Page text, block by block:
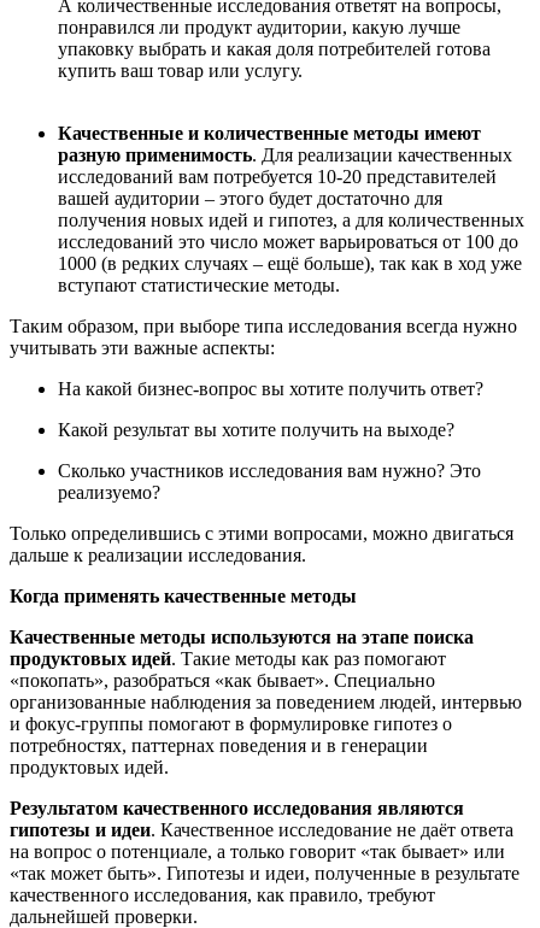
А количественные исследования ответят на вопросы,
понравился ли продукт аудитории, какую лучше
упаковку выбрать и какая доля потребителей готова
купить ваш товар или услугу.
Качественные и количественные методы имеют
разную применимость. Для реализации качественных
исследований вам потребуется 10-20 представителей
вашей аудитории – этого будет достаточно для
получения новых идей и гипотез, а для количественных
исследований это число может варьироваться от 100 до
1000 (в редких случаях – ещё больше), так как в ход уже
вступают статистические методы.
Таким образом, при выборе типа исследования всегда нужно
учитывать эти важные аспекты:
На какой бизнес-вопрос вы хотите получить ответ?
Какой результат вы хотите получить на выходе?
Сколько участников исследования вам нужно? Это
реализуемо?
Только определившись с этими вопросами, можно двигаться
дальше к реализации исследования.
Когда применять качественные методы
Качественные методы используются на этапе поиска
продуктовых идей. Такие методы как раз помогают
«покопать», разобраться «как бывает». Специально
организованные наблюдения за поведением людей, интервью
и фокус-группы помогают в формулировке гипотез о
потребностях, паттернах поведения и в генерации
продуктовых идей.
Результатом качественного исследования являются
гипотезы и идеи. Качественное исследование не даёт ответа
на вопрос о потенциале, а только говорит «так бывает» или
«так может быть». Гипотезы и идеи, полученные в результате
качественного исследования, как правило, требуют
дальнейшей проверки.